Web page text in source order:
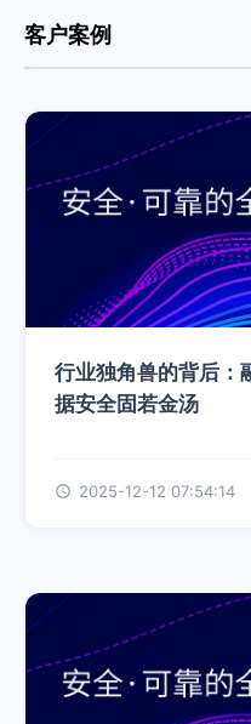
客户案例
行业独角兽的背后：
据安全固若金汤
2025-12-12 07:54:14